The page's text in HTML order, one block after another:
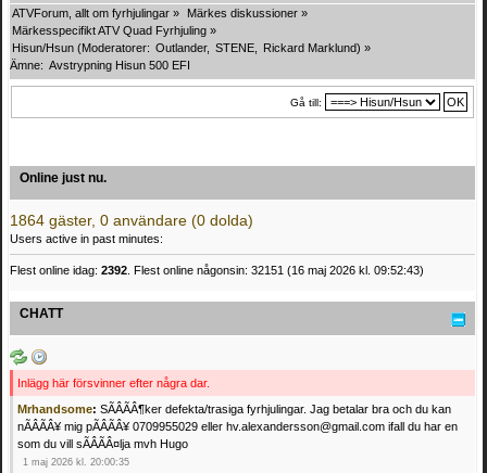
ATVForum, allt om fyrhjulingar » Märkes diskussioner »
Märkesspecifikt ATV Quad Fyrhjuling »
Hisun/Hsun (Moderatorer: Outlander, STENE Rickard Marklund) »
Ämne: Avstrypning Hisun 500 EFI
Gå till:
Online just nu.
1864 gäster, 0 användare (0 dolda)
Users active in past minutes:
Flest online idag: 2392 . Flest online någonsin: 32151 (16 maj 2026 kl. 09:52:43)
CHATT
Inlägg här försvinner efter några dar.
Mrhandsome: SÃÂÃÂ¶ker defekta/trasiga fyrhjulingar. Jag betalar bra och du kan
nÃÂÃÂ¥ mig pÃÂÃÂ¥ 0709955029 eller hv.alexandersson@gmail.com ifall du har en
som du vill sÃÂÃÂ¤lja mvh Hugo
1 maj 2026 kl. 20:00:35